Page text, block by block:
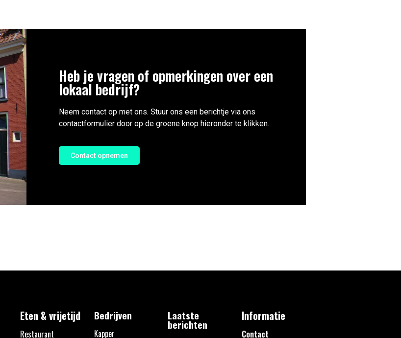
Heb je vragen of opmerkingen over een
lokaal bedrijf?
Neem contact op met ons. Stuur ons een berichtje via ons
contactformulier door op de groene knop hieronder te klikken.
Contact opnemen
Eten & vrijetijd
Restaurant
Bedrijven
Kapper
Laatste
berichten
Informatie
Contact